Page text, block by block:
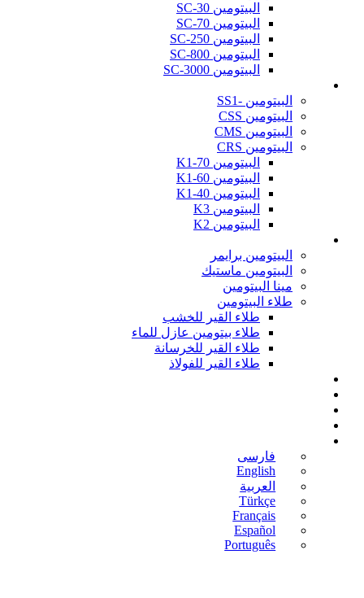
البيتومين SC-30
البيتومين SC-70
البيتومين SC-250
البيتومين SC-800
البيتومين SC-3000
البيتومين -SS1
البيتومين CSS
البيتومين CMS
البيتومين CRS
البيتومين K1-70
البيتومين K1-60
البيتومين K1-40
البيتومين K3
البيتومين K2
البيتومين برايمر
البيتومين ماستيك
مینا البيتومين
طلاء البيتومين
طلاء القير للخشب
طلاء بيتومين عازل للماء
طلاء القير للخرسانة
طلاء القير للفولاذ
فارسی
English
العربية
Türkçe
Français
Español
Português